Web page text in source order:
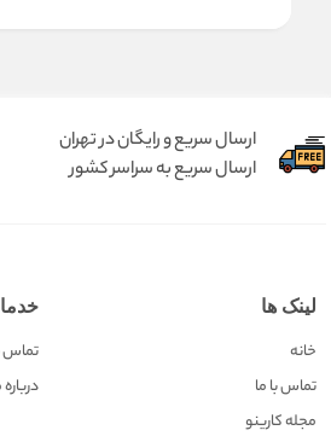
ارسال سریع و رایگان در تهران
ارسال سریع به سراسر کشور
لینک ها
خانه
تماس با ما
مجله کارینو
تماس